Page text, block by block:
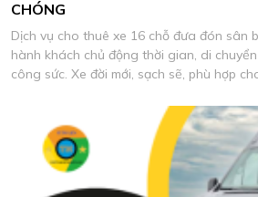
CHÓNG
Dịch vụ cho thuê xe 16 chỗ đưa đón sân
hành khách chủ động thời gian, di
công sức. Xe đời mới, sạch sẽ, phù hợp